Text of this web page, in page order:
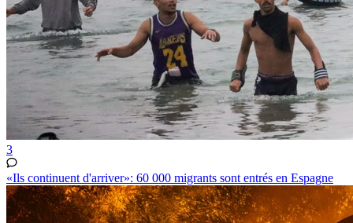
3
«Ils continuent d'arriver»: 60 000 migrants sont entrés en Espagne